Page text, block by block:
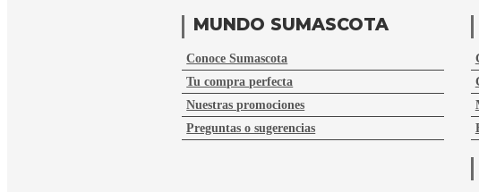
MUNDO SUMASCOTA
Conoce Sumascota
Tu compra perfecta
Nuestras promociones
Preguntas o sugerencias